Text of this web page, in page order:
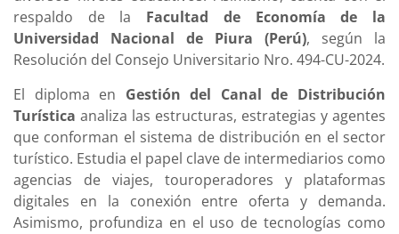
respaldo de la Facultad de Economía de la
Universidad Nacional de Piura (Perú), según la
Resolución del Consejo Universitario Nro. 494-CU-2024.
El diploma en Gestión del Canal de Distribución
Turística analiza las estructuras, estrategias y agentes
que conforman el sistema de distribución en el sector
turístico. Estudia el papel clave de intermediarios como
agencias de viajes, touroperadores y plataformas
digitales en la conexión entre oferta y demanda.
Asimismo, profundiza en el uso de tecnologías como